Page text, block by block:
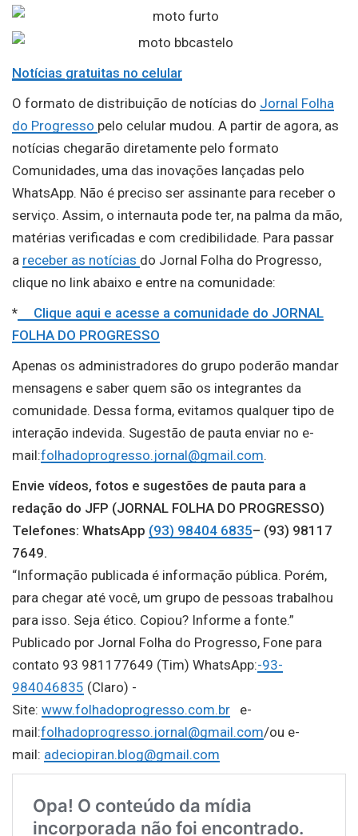
Notícias gratuitas no celular
O formato de distribuição de notícias do Jornal Folha
do Progresso pelo celular mudou. A partir de agora, as
notícias chegarão diretamente pelo formato
Comunidades, uma das inovações lançadas pelo
WhatsApp. Não é preciso ser assinante para receber o
serviço. Assim, o internauta pode ter, na palma da mão,
matérias verificadas e com credibilidade. Para passar
a receber as notícias do Jornal Folha do Progresso,
clique no link abaixo e entre na comunidade:
* Clique aqui e acesse a comunidade do JORNAL
FOLHA DO PROGRESSO
Apenas os administradores do grupo poderão mandar
mensagens e saber quem são os integrantes da
comunidade. Dessa forma, evitamos qualquer tipo de
interação indevida. Sugestão de pauta enviar no e-
mail:folhadoprogresso.jornal@gmail.com.
Envie vídeos, fotos e sugestões de pauta para a
redação do JFP (JORNAL FOLHA DO PROGRESSO)
Telefones: WhatsApp (93) 98404 6835– (93) 98117
7649.
“Informação publicada é informação pública. Porém,
para chegar até você, um grupo de pessoas trabalhou
para isso. Seja ético. Copiou? Informe a fonte.”
Publicado por Jornal Folha do Progresso, Fone para
contato 93 981177649 (Tim) WhatsApp:-93-
984046835 (Claro) -
Site: www.folhadoprogresso.com.br e-
mail:folhadoprogresso.jornal@gmail.com/ou e-
mail: adeciopiran.blog@gmail.com